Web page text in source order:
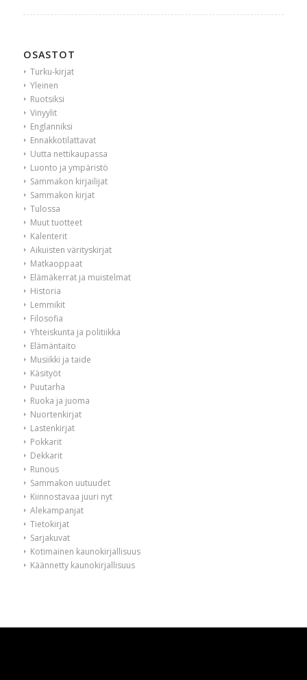
OSASTOT
Turku-kirjat
Yleinen
Ruotsiksi
Vinyylit
Englanniksi
Ennakkotilattavat
Uutta nettikaupassa
Luonto ja ympäristö
Sammakon kirjailijat
Sammakon kirjat
Tulossa
Muut tuotteet
Kalenterit
Aikuisten värityskirjat
Matkaoppaat
Elämäkerrat ja muistelmat
Historia
Lemmikit
Filosofia
Yhteiskunta ja politiikka
Elämäntaito
Musiikki ja taide
Käsityöt
Puutarha
Ruoka ja juoma
Nuortenkirjat
Lastenkirjat
Pokkarit
Dekkarit
Runous
Sammakon uutuudet
Kiinnostavaa juuri nyt
Alekampanjat
Tietokirjat
Sarjakuvat
Kotimainen kaunokirjallisuus
Käännetty kaunokirjallisuus